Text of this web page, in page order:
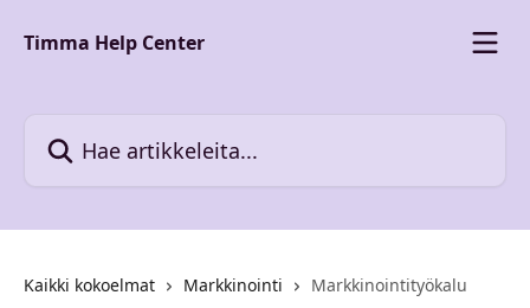
Timma Help Center
Kaikki kokoelmat Markkinointi Markkinointityökalu